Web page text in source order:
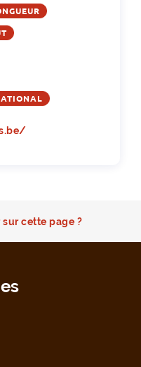
cette page ?